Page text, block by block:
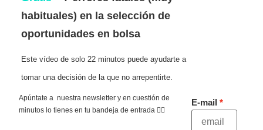
habituales) en la selección de
oportunidades en bolsa
Este vídeo de solo 22 minutos puede ayudarte a
tomar una decisión de la que no arrepentirte.
Apúntate a nuestra newsletter y en cuestión de
minutos lo tienes en tu bandeja de entrada 👇🏻
E-mail